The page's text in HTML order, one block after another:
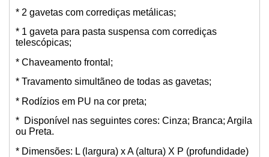
* 2 gavetas com corrediças metálicas;
* 1 gaveta para pasta suspensa com corrediças
telescópicas;
* Chaveamento frontal;
* Travamento simultãneo de todas as gavetas;
* Rodízios em PU na cor preta;
* Disponível nas seguintes cores: Cinza; Branca; Argila
ou Preta.
* Dimensões: L (largura) x A (altura) X P (profundidade)